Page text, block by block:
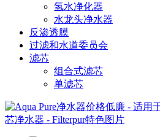
氢水净化器
水龙头净水器
反渗透膜
过滤和水道委员会
滤芯
组合式滤芯
单滤芯